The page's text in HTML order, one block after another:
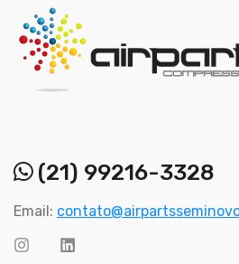
(21) 99216-3328
Email: